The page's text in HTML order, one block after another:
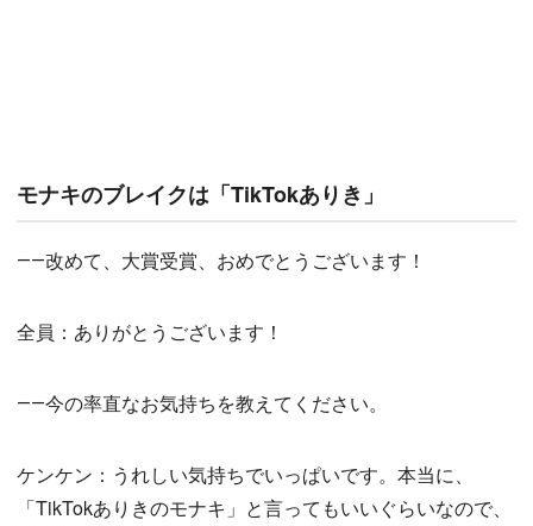
モナキのブレイクは「TikTokありき」
――改めて、大賞受賞、おめでとうございます！
全員：ありがとうございます！
――今の率直なお気持ちを教えてください。
ケンケン：うれしい気持ちでいっぱいです。本当に、
「TikTokありきのモナキ」と言ってもいいぐらいなので、